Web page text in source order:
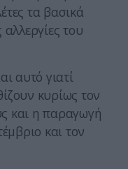
τα βασικά
του
αυτό γιατί
κυρίως τον
και η παραγωγή
και τον